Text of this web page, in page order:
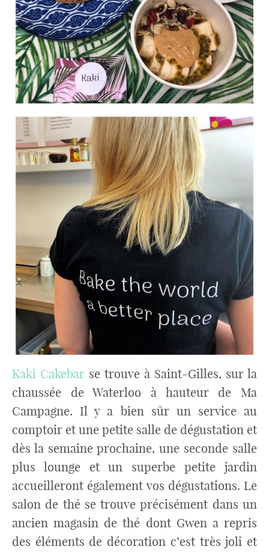
Kaki Cakebar se trouve à Saint-Gilles, sur la
chaussée de Waterloo à hauteur de Ma
Campagne. Il y a bien sûr un service au
comptoir et une petite salle de dégustation et
dès la semaine prochaine, une seconde salle
plus lounge et un superbe petite jardin
accueilleront également vos dégustations. Le
salon de thé se trouve précisément dans un
ancien magasin de thé dont Gwen a repris
des éléments de décoration c’est très joli et